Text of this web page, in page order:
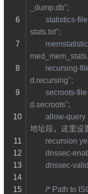
_dump.db";
stats.txt";
d.recursing";
d.secroots";
地址段，这里设
recursion
dnssec-
dnssec-
/* Path